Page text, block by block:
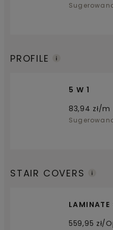
PROFILE
5 W 1
83,94 zł/m
STAIR COVERS
LAMINATE
559,95 zł/